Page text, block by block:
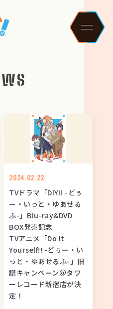
N
C
ws
2024.02.22
TVドラマ「DIY!! -どぅ
ー・いっと・ゆあせる
ふ-」Blu-ray&DVD
BOX発売記念
TVアニメ「Do It
Yourself!! -どぅー・い
っと・ゆあせるふ-」旧
譜キャンペーン＠タワ
ーレコード新宿店が決
定！